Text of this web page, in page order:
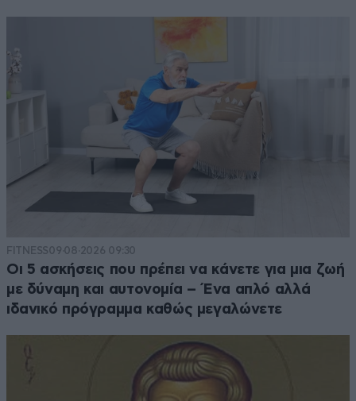
FITNESS09·08·2026 09:30
Οι 5 ασκήσεις που πρέπει να κάνετε για μια ζωή
με δύναμη και αυτονομία – Ένα απλό αλλά
ιδανικό πρόγραμμα καθώς μεγαλώνετε